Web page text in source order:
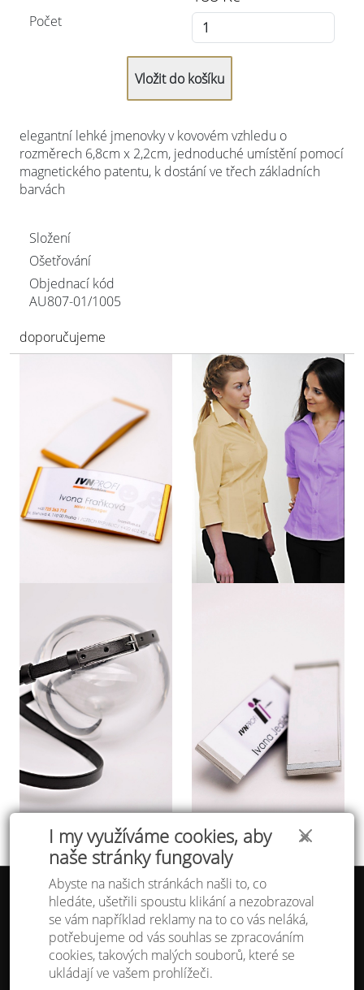
✕
I my využíváme cookies, aby
naše stránky fungovaly
Abyste na našich stránkách našli to, co
hledáte, ušetřili spoustu klikání a nezobrazoval
se vám například reklamy na to co vás neláká,
potřebujeme od vás souhlas se zpracováním
cookies, takových malých souborů, které se
ukládají ve vašem prohlížeči.
Počet
elegantní lehké jmenovky v kovovém vzhledu o
rozměrech 6,8cm x 2,2cm, jednoduché umístění pomocí
magnetického patentu, k dostání ve třech základních
barvách
Složení
Ošetřování
Objednací kód
AU807-01/1005
doporučujeme
Tabulka velikostí
Doprava a platba
Ochrana osobních údajů
Obchodní podmínky
Kontakt